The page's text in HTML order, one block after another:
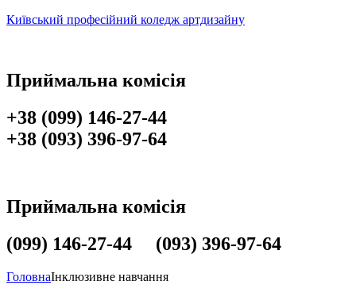
Київський професійний коледж артдизайну
Приймальна комісія
+38 (099) 146-27-44
+38 (093) 396-97-64
Приймальна комісія
(099) 146-27-44 (093) 396-97-64
ГоловнаІнклюзивне навчання